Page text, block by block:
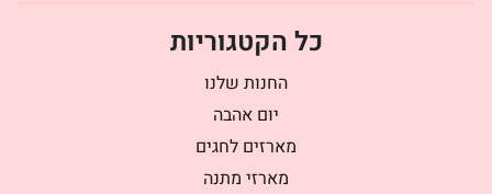
כל הקטגוריות
החנות שלנו
יום אהבה
מארזים לחגים
מארזי מתנה